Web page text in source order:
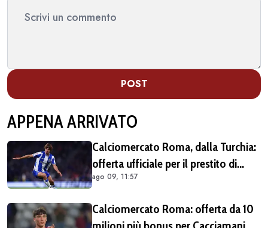
POST
APPENA ARRIVATO
Calciomercato Roma, dalla Turchia:
offerta ufficiale per il prestito di
Rodrigo Mora del Porto, il
ago 09, 11:57
Calciomercato Roma: offerta da 10